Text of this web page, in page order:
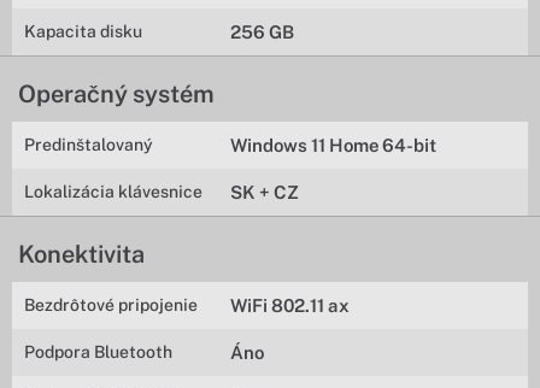
Kapacita disku 256 GB
Operačný systém
Predinštalovaný Windows 11 Home 64-bit
Lokalizácia klávesnice SK + CZ
Konektivita
Bezdrôtové pripojenie WiFi 802.11 ax
Podpora Bluetooth Áno